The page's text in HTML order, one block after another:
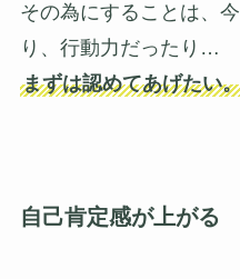
その為にすることは、
り、行動力だったり…
まずは認めてあげたい
自己肯定感が上がる